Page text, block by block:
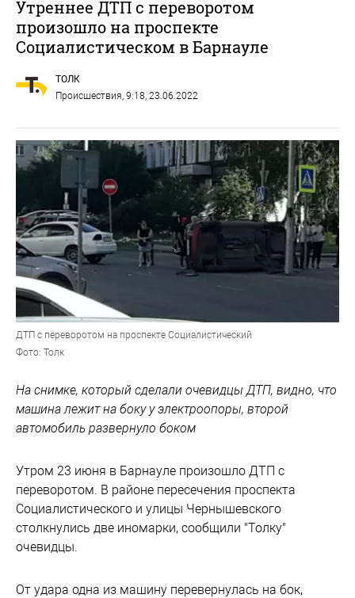
Утреннее ДТП с переворотом
произошло на проспекте
Социалистическом в Барнауле
ТОЛК
Происшествия, 9:18, 23.06.2022
ДТП с переворотом на проспекте Социалистический
Фото: Толк
На снимке, который сделали очевидцы ДТП, видно, что
машина лежит на боку у электроопоры, второй
автомобиль развернуло боком
Утром 23 июня в Барнауле произошло ДТП с
переворотом. В районе пересечения проспекта
Социалистического и улицы Чернышевского
столкнулись две иномарки, сообщили "Толку"
очевидцы.
От удара одна из машину перевернулась на бок,